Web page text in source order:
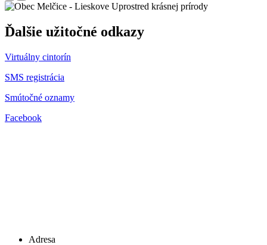
Uprostred krásnej prírody
Ďalšie užitočné odkazy
Virtuálny cintorín
SMS registrácia
Smútočné oznamy
Facebook
Adresa